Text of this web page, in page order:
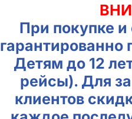
При покупке и
гарантированно
Детям до 12
рейсы). Для
клиентов